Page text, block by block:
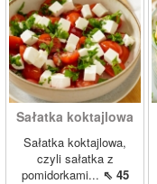
Sałatka koktajlowa
Sałatka koktajlowa,
czyli sałatka z
pomidorkami... ⇖ 45